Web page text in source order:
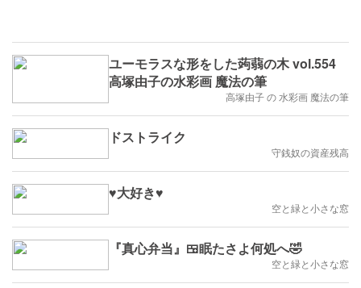
ユーモラスな形をした蒟蒻の木 vol.554
高塚由子の水彩画 魔法の筆
高塚由子 の 水彩画 魔法の筆
ドストライク
守銭奴の資産残高
♥大好き♥
空と緑と小さな窓
『真心弁当』🍱眠たさよ何処へ🤣
空と緑と小さな窓